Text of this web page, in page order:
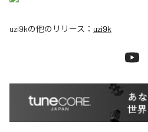
uzi9kの他のリリース： uzi9k